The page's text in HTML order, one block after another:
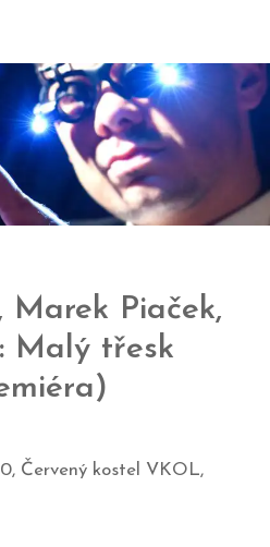
Marek Piaček,
Malý třesk
Červený kostel VKOL,